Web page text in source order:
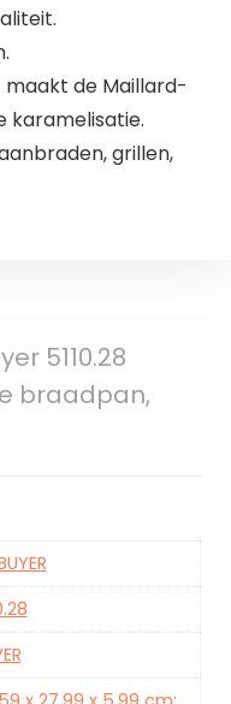
de Maillard-
karamelisatie.
grillen,
5110.28
braadpan,